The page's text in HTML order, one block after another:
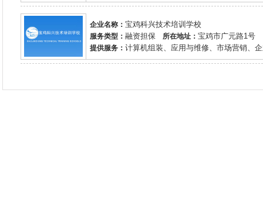
企业名称： 宝鸡科兴技术培训学校
服务类型： 融资担保 所在地址： 宝鸡市广元路1号
提供服务： 计算机组装、应用与维修、市场营销、